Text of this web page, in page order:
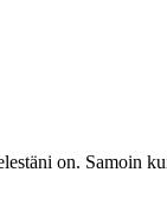
on. Samoin